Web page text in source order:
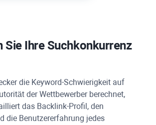
Sie Ihre Suchkonkurrenz
die Keyword-Schwierigkeit auf
der Wettbewerber berechnet,
das Backlink-Profil, den
die Benutzererfahrung jedes